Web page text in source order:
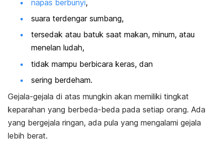
napas berbunyi,
suara terdengar sumbang,
tersedak atau batuk saat makan, minum, atau
menelan ludah,
tidak mampu berbicara keras, dan
sering berdeham.
Gejala-gejala di atas mungkin akan memiliki tingkat
keparahan yang berbeda-beda pada setiap orang. Ada
yang bergejala ringan, ada pula yang mengalami gejala
lebih berat.